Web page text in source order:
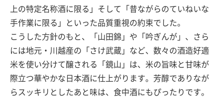
上の特定名称酒に限る」そして「昔ながらのていねいな
手作業に限る」といった品質重視の約束でした。
こうした方針のもと、「山田錦」や「吟ぎんが」、さら
には地元・川越産の「さけ武蔵」など、数々の酒造好適
米を使い分けて醸される「鏡山」は、米の旨味と甘味が
際立つ華やかな日本酒に仕上がります。芳醇でありなが
らスッキリとしたあと味は、食中酒にもぴったりです。